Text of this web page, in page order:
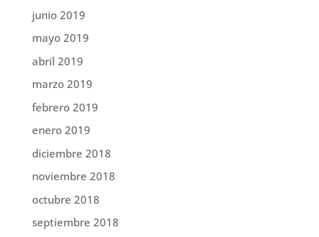
junio 2019
mayo 2019
abril 2019
marzo 2019
febrero 2019
enero 2019
diciembre 2018
noviembre 2018
octubre 2018
septiembre 2018